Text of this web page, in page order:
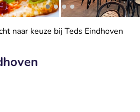
naar keuze bij Teds Eindhoven